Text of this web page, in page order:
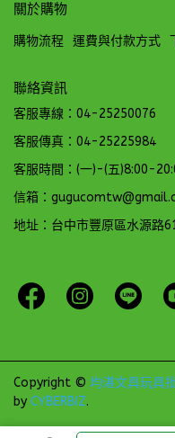
關於購物
購物流程 運費與付款方式
聯絡資訊
客服專線：04-25250076
客服傳真：04-25225984
客服時間：(一)-(五)8:00-
信箱：
地址：台中市豐原區水源路
Copyright © 均湛文具玩具
by CYBERBIZ.